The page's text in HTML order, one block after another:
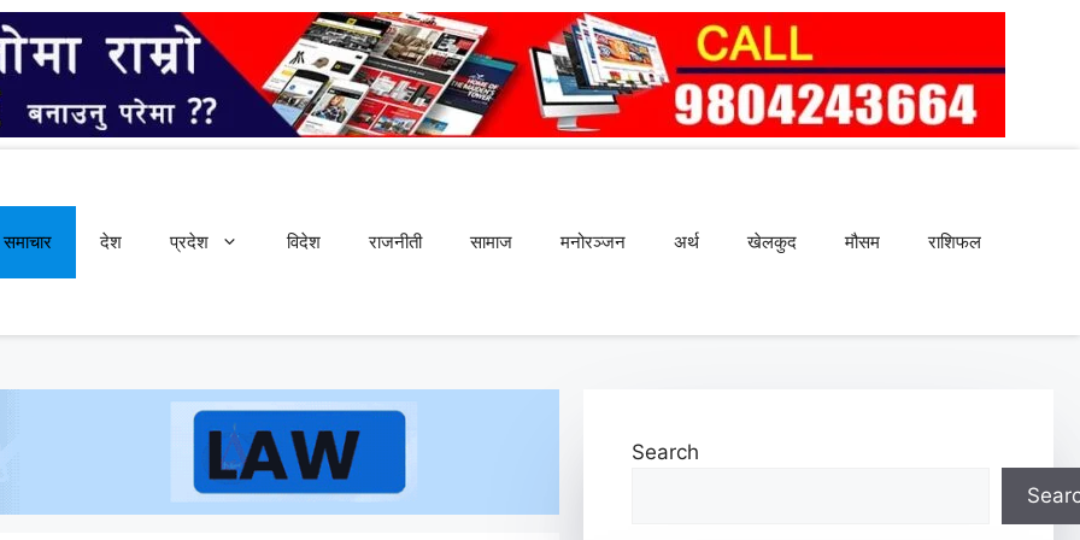
समाचार देश प्रदेश विदेश राजनीती सामाज मनोरञ्जन अर्थ खेलकुद मौसम राशिफल
Search